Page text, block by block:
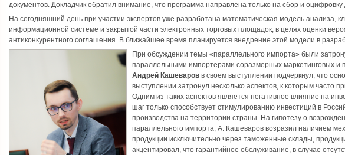
документов. Докладчик обратил внимание, что программа направлена только на сбор и
На сегодняшний день при участии экспертов уже разработана математическая модель
информационной системе и закрытой части электронных торговых площадок, в целях оценки
антиконкурентного соглашения. В ближайшее время планируется внедрение этой модели в
При обсуждении темы «параллельного импорта» были
параллельными импортерами соразмерных маркетинговых и
Андрей Кашеваров в своем выступлении подчеркнул, что
выступлении затронул несколько аспектов, к которым
Одним из таких аспектов является негативное влияние на
шаг только способствует стимулированию инвестиций в
производства на территории страны. На гипотезу о
параллельного импорта, А. Кашеваров возразил наличием
продукции исключительно через таможенные склады,
акцентировал, что гарантийное обслуживание, в случае